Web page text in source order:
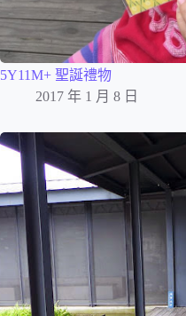
5Y11M+ 聖誕禮物
2017 年 1 月 8 日